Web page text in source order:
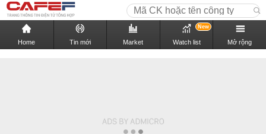
Home Tin mới Market Watch list
New
Mở rộng